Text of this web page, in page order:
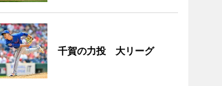
千賀の力投 大リーグ